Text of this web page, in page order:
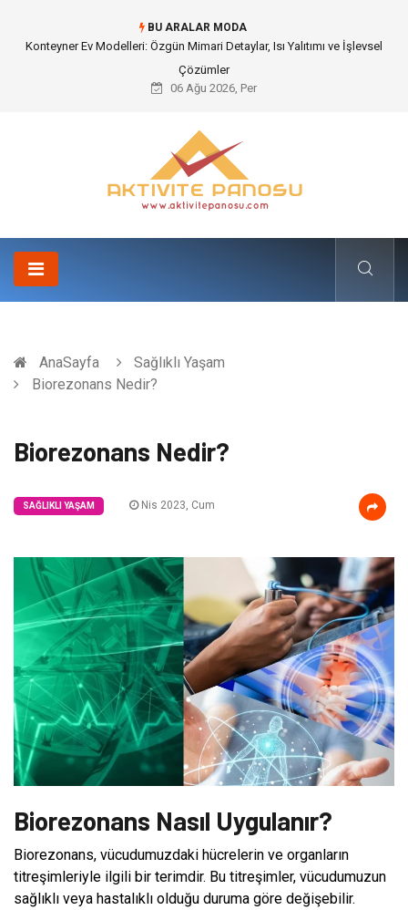
BU ARALAR MODA
Nakliye Nedir ve Tedarik Zincirindeki Önemi Nasıl Anlaşılır?
06 Ağu 2026, Per
AnaSayfa
Sağlıklı Yaşam
Biorezonans Nedir?
Biorezonans Nedir?
SAĞLIKLI YAŞAM Nis 2023, Cum
Biorezonans Nasıl Uygulanır?
Biorezonans, vücudumuzdaki hücrelerin ve organların
titreşimleriyle ilgili bir terimdir. Bu titreşimler, vücudumuzun
sağlıklı veya hastalıklı olduğu duruma göre değişebilir.